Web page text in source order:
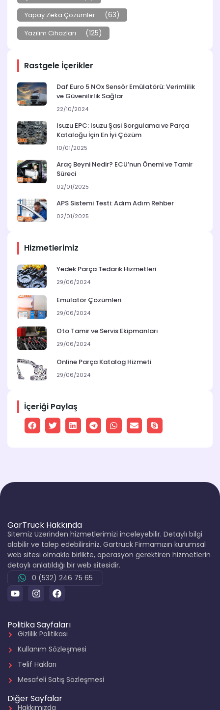
Yapay Zeka Çözümler (63)
Yazılım Cihazları (125)
Rastgele İçerikler
Daf Euro 5 NOx Sensör Emülatörü: Verimlilik
ve Güvenilirlik Sağlar
22/10/2024
Isuzu EPC: Isuzu Şasi Sorgulama ve Parça
Kataloğu İçin En İyi Çözüm
10/01/2025
Araç Beyni Nedir? ECU’nun Önemi ve Tamir
Süreci
02/01/2025
APS Sistemi Testi: Adım Adım Rehber
02/01/2025
Hizmetlerimiz
Yedek Parça Tedarik Hizmetleri
29/06/2024
Emülatör Çözümleri
29/06/2024
Oto Tamir ve Servis Ekipmanları
29/06/2024
Online Parça Katalog Hizmeti
29/06/2024
İçeriği Paylaş
GarTruck Hakkında
Sitemiz Üzerinden hizmetlerimizi inceleyebilir. Detaylı bilgi
alabilir ve talep edebilirsiniz. Gartruck Firmamızın kurumsal
web sitesi olmakla birlikte, operasyon gerektiren hizmetlerin
detaylı anlatıldığı bir web sitesidir.
0 (532) 246 75 65
Politika Sayfaları
Gizlilik Politikası
Kullanım Sözleşmesi
Telif Hakları
Mesafeli Satış Sözleşmesi
Diğer Sayfalar
Hakkımızda